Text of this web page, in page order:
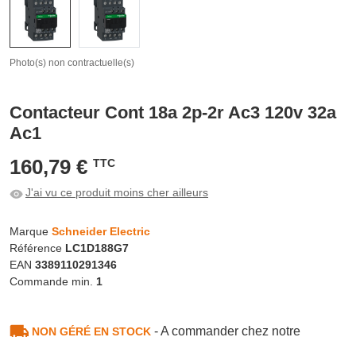
Photo(s) non contractuelle(s)
Contacteur Cont 18a 2p-2r Ac3 120v 32a
Ac1
160,79 € TTC
J'ai vu ce produit moins cher ailleurs
Marque Schneider Electric
Référence LC1D188G7
EAN 3389110291346
Commande min. 1
NON GÉRÉ EN STOCK- A commander chez notre